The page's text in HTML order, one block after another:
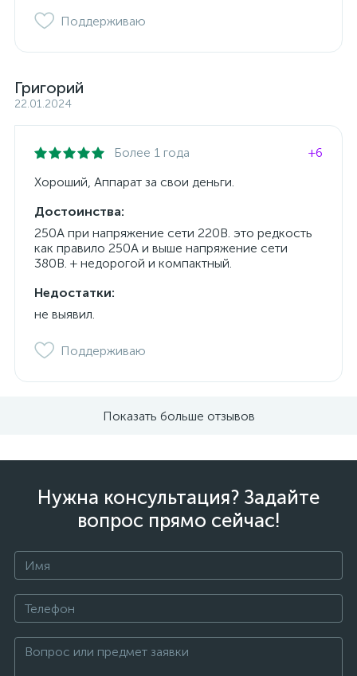
Поддерживаю
Григорий
22.01.2024
Более 1 года
+6
Хороший, Аппарат за свои деньги.
Достоинства:
250А при напряжение сети 220В. это редкость
как правило 250А и выше напряжение сети
380В. + недорогой и компактный.
Недостатки:
не выявил.
Поддерживаю
Показать больше отзывов
Нужна консультация? Задайте
вопрос прямо сейчас!